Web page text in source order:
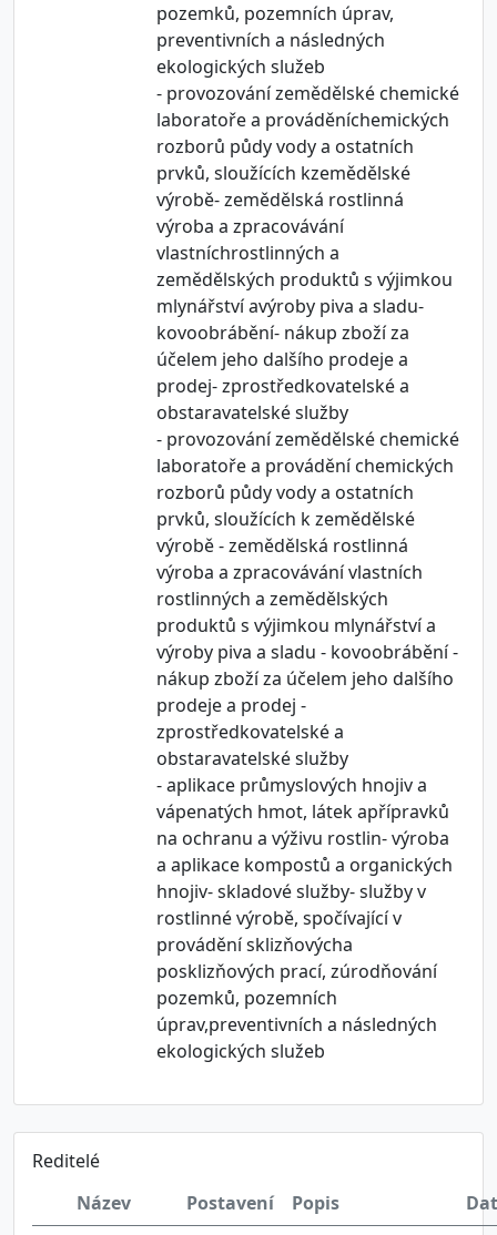
pozemků, pozemních úprav,
preventivních a následných
ekologických služeb
- provozování zemědělské chemické
laboratoře a prováděníchemických
rozborů půdy vody a ostatních
prvků, sloužících kzemědělské
výrobě- zemědělská rostlinná
výroba a zpracovávání
vlastníchrostlinných a
zemědělských produktů s výjimkou
mlynářství avýroby piva a sladu-
kovoobrábění- nákup zboží za
účelem jeho dalšího prodeje a
prodej- zprostředkovatelské a
obstaravatelské služby
- provozování zemědělské chemické
laboratoře a provádění chemických
rozborů půdy vody a ostatních
prvků, sloužících k zemědělské
výrobě - zemědělská rostlinná
výroba a zpracovávání vlastních
rostlinných a zemědělských
produktů s výjimkou mlynářství a
výroby piva a sladu - kovoobrábění -
nákup zboží za účelem jeho dalšího
prodeje a prodej -
zprostředkovatelské a
obstaravatelské služby
- aplikace průmyslových hnojiv a
vápenatých hmot, látek apřípravků
na ochranu a výživu rostlin- výroba
a aplikace kompostů a organických
hnojiv- skladové služby- služby v
rostlinné výrobě, spočívající v
provádění sklizňovýcha
posklizňových prací, zúrodňování
pozemků, pozemních
úprav,preventivních a následných
ekologických služeb
Reditelé
Název
Postavení Popis